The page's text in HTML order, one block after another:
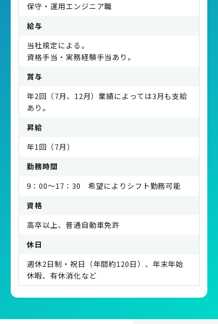
保守・運用エンジニア職
給与
当社規定による。
資格手当・実務経験手当あり。
賞与
年2回（7月、12月）業績によっては3月も支給
あり。
昇給
年1回（7月）
勤務時間
9：00～17：30 希望によりシフト勤務可能
資格
高卒以上、普通自動車免許
休日
週休2日制・祝日（年間約120日）、年末年始
休暇、有休消化など